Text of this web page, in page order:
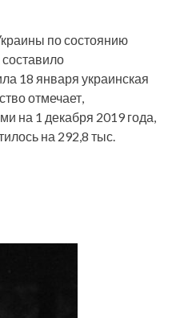
по состоянию
18 января украинская
отмечает,
на 1 декабря 2019 года,
на 292,8 тыс.